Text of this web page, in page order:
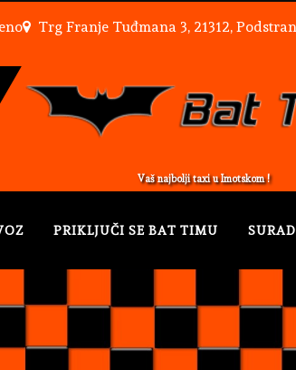
Trg Franje Tuđmana 3, 21312,
Vaš najbolji taxi u Imotskom !
PRIKLJUČI SE BAT TIMU